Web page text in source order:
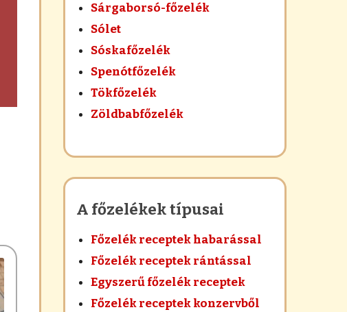
Sárgaborsó-főzelék
Sólet
Sóskafőzelék
Spenótfőzelék
Tökfőzelék
Zöldbabfőzelék
A főzelékek típusai
Főzelék receptek habarással
Főzelék receptek rántással
Egyszerű főzelék receptek
Főzelék receptek konzervből